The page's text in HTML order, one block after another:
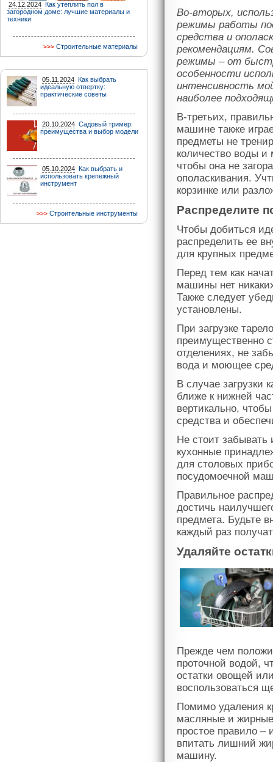
24.12.2024 Как утеплить пол в
загородном доме: лучшие материалы и
техники
Строительные материалы
05.11.2024 Как выбрать
идеальную отвертку:
практические советы
20.10.2024 Садовый тример:
преимущества и выбор модели
05.10.2024 Как выбрать и
использовать крепежный
инструмент
Строительные инструменты
Во-вторых,
режимы работы
средства и
рекомендациям.
режимы – от
особенности
интенсивность
наиболее
В-третьих,
машине также
предметы не
количество воды и
чтобы она не
ополаскивания.
корзинке или
Распределите
Чтобы добиться
распределить ее
для крупных
Перед тем как
машины нет
Также следует
установлены.
При загрузке
преимущественно
отделениях, не
вода и моющее
В случае загрузки
ближе к нижней
вертикально,
средства и
Не стоит забывать
кухонные
для столовых
посудомоечной
Правильное
достичь
предмета. Будьте
каждый раз
Удаляйте
Прежде чем
проточной водой,
остатки овощей
воспользоваться
Помимо удаления
масляные и
простое правило –
впитать лишний
машину.